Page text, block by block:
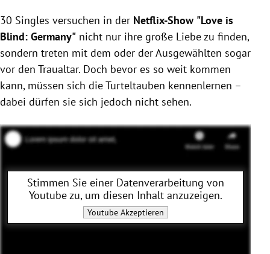
Untermenü
30 Singles versuchen in der Netflix-Show "Love is
Blind: Germany" nicht nur ihre große Liebe zu finden,
sondern treten mit dem oder der Ausgewählten sogar
vor den Traualtar. Doch bevor es so weit kommen
kann, müssen sich die Turteltauben kennenlernen –
dabei dürfen sie sich jedoch nicht sehen.
Stimmen Sie einer Datenverarbeitung von
Youtubezu, um diesen Inhalt anzuzeigen.
YoutubeAkzeptieren